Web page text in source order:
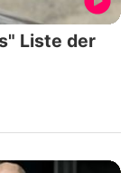
Liste der